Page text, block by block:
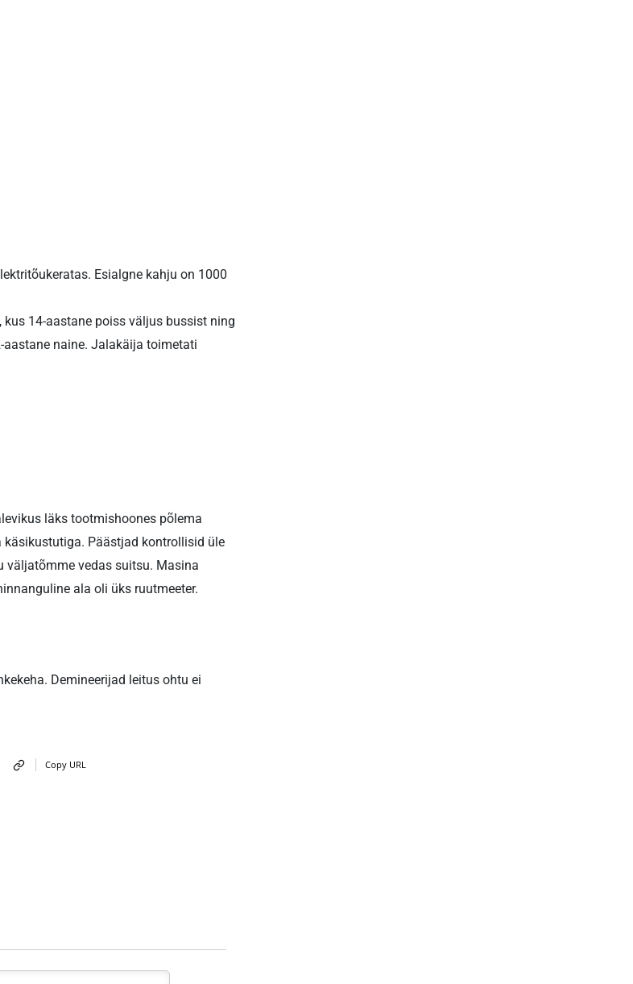
Esialgne kahju on 1000
14-aastane poiss väljus bussist ning
aastane naine. Jalakäija toimetati
läks tootmishoones põlema
Päästjad kontrollisid üle
väljatõmme vedas suitsu. Masina
ala oli üks ruutmeeter.
Demineerijad leitus ohtu ei
Copy URL